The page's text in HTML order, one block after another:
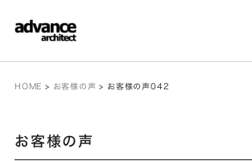
HOME > お客様の声 > お客様の声042
お客様の声